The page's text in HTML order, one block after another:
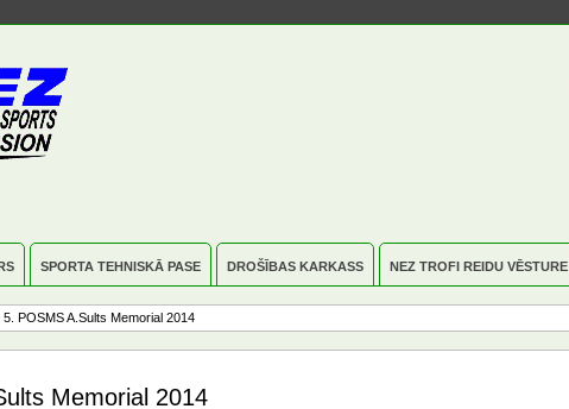
SPORTA TEHNISKĀ PASE DROŠĪBAS KARKASS NEZ TROFI REIDU VĒSTURE
POSMS A.Sults Memorial 2014
Memorial 2014